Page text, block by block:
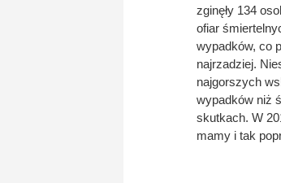
zginęły 134
ofiar
wypadków, co
najrzadziej.
najgorszych
wypadków niż
skutkach. W
mamy i tak